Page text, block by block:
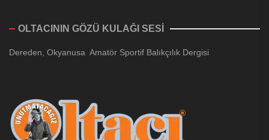
OLTACININ GÖZÜ KULAĞI SESİ
Dereden, Okyanusa Amatör Sportif Balıkçılık Dergisi